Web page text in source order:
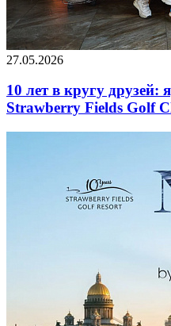
27.05.2026
10 лет в кругу друзей:
Strawberry Fields Golf